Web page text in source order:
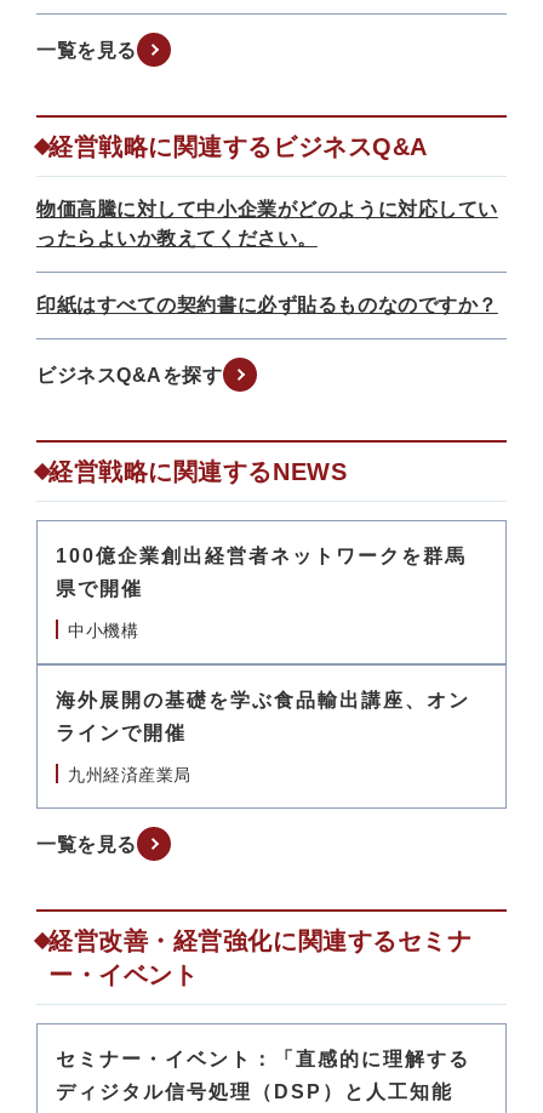
一覧を見る
経営戦略に関連するビジネスQ&A
物価高騰に対して中小企業がどのように対応してい
ったらよいか教えてください。
印紙はすべての契約書に必ず貼るものなのですか？
ビジネスQ&Aを探す
経営戦略に関連するNEWS
100億企業創出経営者ネットワークを群馬
県で開催
中小機構
海外展開の基礎を学ぶ食品輸出講座、オン
ラインで開催
九州経済産業局
一覧を見る
経営改善・経営強化に関連するセミナ
ー・イベント
セミナー・イベント：「直感的に理解する
ディジタル信号処理（DSP）と人工知能